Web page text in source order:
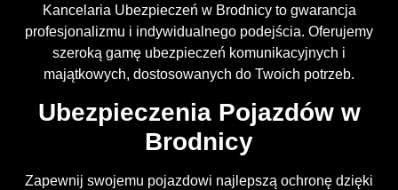
Kancelaria Ubezpieczeń w Brodnicy to gwarancja
profesjonalizmu i indywidualnego podejścia. Oferujemy
szeroką gamę ubezpieczeń komunikacyjnych i
majątkowych, dostosowanych do Twoich potrzeb.
Ubezpieczenia Pojazdów w
Brodnicy
Zapewnij swojemu pojazdowi najlepszą ochronę dzięki